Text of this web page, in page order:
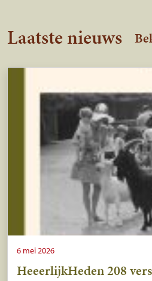
Laatste nieuws
6 mei 2026
HeeerlijkHeden 208